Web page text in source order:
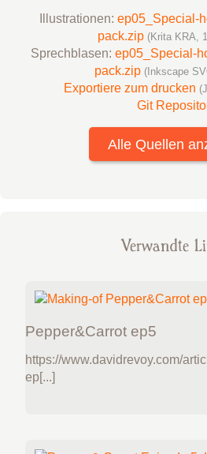
Illustrationen: ep05_Special-
pack.zip (Krita KRA,
Sprechblasen: ep05_Special-
pack.zip (Inkscape
Exportiere zum drucken
Git
Alle Quellen
Verwandte
Pepper&Carrot ep5
https://www.davidrevoy.com/
ep[...]